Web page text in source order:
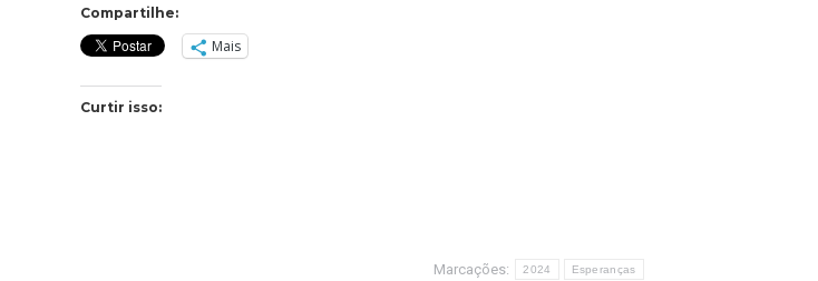
Compartilhe:
Mais
Curtir isso:
Marcações: 2024 Esperanças